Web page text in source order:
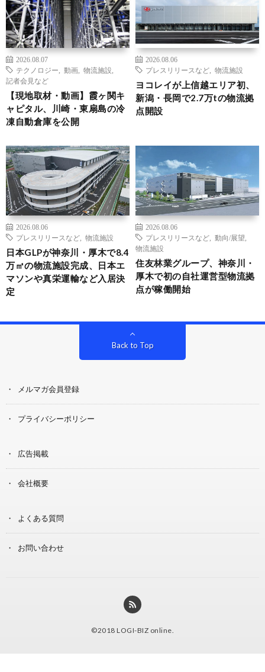
2026.08.07
テクノロジー
動画 物流施設
記者会見など
【現地取材・動画】霞ヶ関キ
ャピタル、川崎・東扇島の冷
凍自動倉庫を公開
2026.08.06
プレスリリースなど
物流施設
ヨコレイが上信越エリア初、
新潟・長岡で2.7万tの物流拠
点開設
2026.08.06
プレスリリースなど
物流施設
日本GLPが神奈川・厚木で8.4
万㎡の物流施設完成、日本エ
マソンや真栄運輸など入居決
定
2026.08.06
プレスリリースなど
動向/展望
物流施設
住友林業グループ、神奈川・
厚木で初の自社運営型物流拠
点が稼働開始
Back to Top
メルマガ会員登録
プライバシーポリシー
広告掲載
会社概要
よくある質問
お問い合わせ
©2018 LOGI-BIZ online